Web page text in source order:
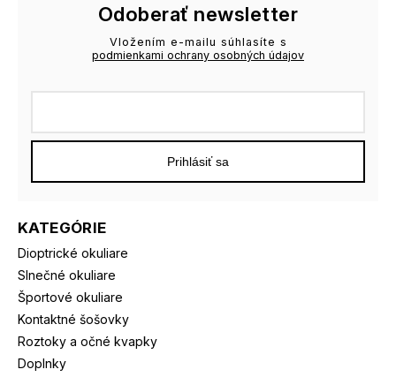
KATEGÓRIE
Dioptrické okuliare
Slnečné okuliare
Športové okuliare
Kontaktné šošovky
Roztoky a očné kvapky
Doplnky
Odoberať newsletter
Vložením e-mailu súhlasíte s
podmienkami ochrany osobných údajov
Prihlásiť sa